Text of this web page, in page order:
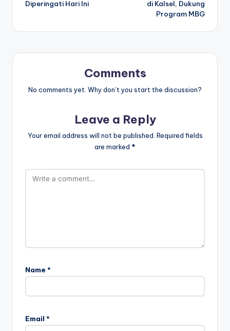
Diperingati Hari Ini
di Kalsel, Dukung
Program MBG
Comments
No comments yet. Why don’t you start the discussion?
Leave a Reply
Your email address will not be published. Required fields
are marked *
Name *
Email *